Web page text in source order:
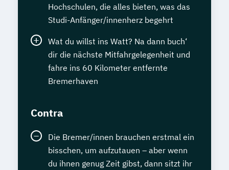
Hochschulen, die alles bieten, was das
Studi-Anfänger/innenherz begehrt
Wat du willst ins Watt? Na dann buch‘
dir die nächste Mitfahrgelegenheit und
fahre ins 60 Kilometer entfernte
Bremerhaven
Contra
Die Bremer/innen brauchen erstmal ein
bisschen, um aufzutauen – aber wenn
du ihnen genug Zeit gibst, dann sitzt ihr